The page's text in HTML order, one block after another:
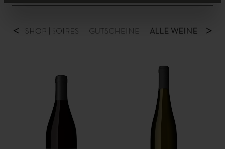
< >
SHOP |
ACCESSOIRES GUTSCHEINE ALLE WEINE